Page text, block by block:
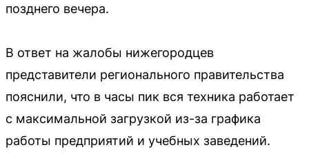
позднего вечера.
В ответ на жалобы нижегородцев
представители регионального правительства
пояснили, что в часы пик вся техника работает
с максимальной загрузкой из-за графика
работы предприятий и учебных заведений.